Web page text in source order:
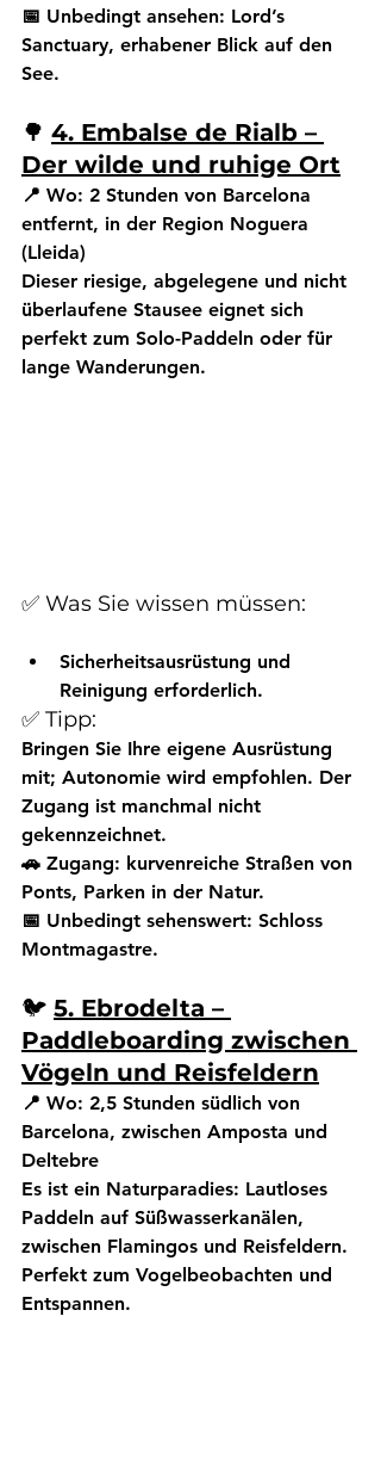
📅 Unbedingt ansehen: Lord’s
Sanctuary, erhabener Blick auf den
See.
🌳 4. Embalse de Rialb –
Der wilde und ruhige Ort
📍 Wo: 2 Stunden von Barcelona
entfernt, in der Region Noguera
(Lleida)
Dieser riesige, abgelegene und nicht
überlaufene Stausee eignet sich
perfekt zum Solo-Paddeln oder für
lange Wanderungen.
✅ Was Sie wissen müssen:
Sicherheitsausrüstung und
Reinigung erforderlich.
✅ Tipp:
Bringen Sie Ihre eigene Ausrüstung
mit; Autonomie wird empfohlen. Der
Zugang ist manchmal nicht
gekennzeichnet.
🚗 Zugang: kurvenreiche Straßen von
Ponts, Parken in der Natur.
📅 Unbedingt sehenswert: Schloss
Montmagastre.
🐦 5. Ebrodelta –
Paddleboarding zwischen
Vögeln und Reisfeldern
📍 Wo: 2,5 Stunden südlich von
Barcelona, zwischen Amposta und
Deltebre
Es ist ein Naturparadies: Lautloses
Paddeln auf Süßwasserkanälen,
zwischen Flamingos und Reisfeldern.
Perfekt zum Vogelbeobachten und
Entspannen.